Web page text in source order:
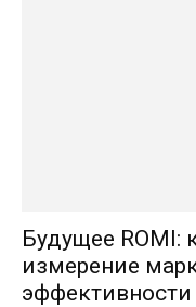
Будущее
измерение
эффективности